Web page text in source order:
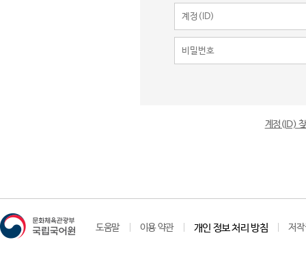
계정(ID)
도움말 이용 약관 개인 정보 처리 방침 저